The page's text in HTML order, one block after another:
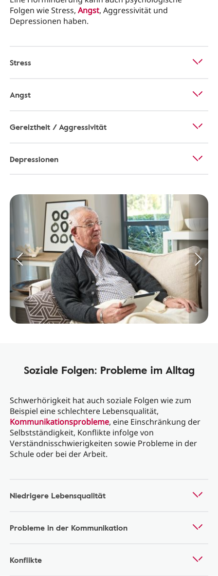
Folgen wie Stress, Angst, Aggressivität und
Depressionen haben.
Stress
Angst
Gereiztheit / Aggressivität
Depressionen
Soziale Folgen: Probleme im Alltag
Schwerhörigkeit hat auch soziale Folgen wie zum
Beispiel eine schlechtere Lebensqualität,
Kommunikationsprobleme, eine Einschränkung der
Selbstständigkeit, Konflikte infolge von
Verständnisschwierigkeiten sowie Probleme in der
Schule oder bei der Arbeit.
Niedrigere Lebensqualität
Probleme in der Kommunikation
Konflikte